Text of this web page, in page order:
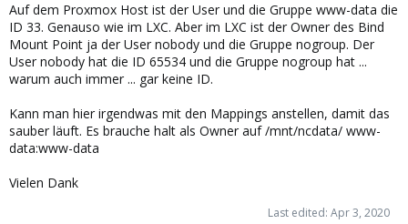
Auf dem Proxmox Host ist der User und die Gruppe www-data die
ID 33. Genauso wie im LXC. Aber im LXC ist der Owner des Bind
Mount Point ja der User nobody und die Gruppe nogroup. Der
User nobody hat die ID 65534 und die Gruppe nogroup hat ...
warum auch immer ... gar keine ID.
Kann man hier irgendwas mit den Mappings anstellen, damit das
sauber läuft. Es brauche halt als Owner auf /mnt/ncdata/ www-
data:www-data
Vielen Dank
Last edited: Apr 3, 2020